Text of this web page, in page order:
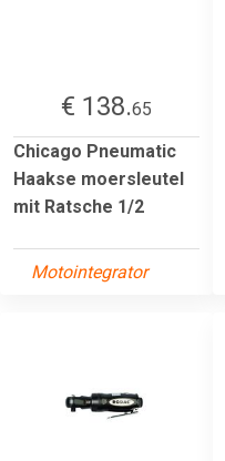
€ 138.65
Chicago Pneumatic
Haakse moersleutel
mit Ratsche 1/2
Motointegrator